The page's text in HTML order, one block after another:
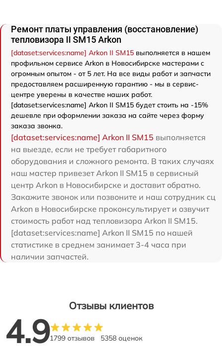
Ремонт платы управления (восстановление)
тепловизора II SM15 Arkon
[dataset:services:name] Arkon II SM15 выполняется в нашем
профильном сервисе Arkon в Новосибирске мастерами с
огромным опытом - от 5 лет. На все виды работ и запчасти
предоставляем расширенную гарантию - мы в сервис-
центре уверены в качестве наших работ.
[dataset:services:name] Arkon II SM15 будет стоить на -15%
дешевле при оформлении заказа на сайте через форму
заказа звонка.
[dataset:services:name] Arkon II SM15 выполняется
на выезде, если не требует габаритного
оборудования и сложного ремонта. В таких случаях
наш мастер привезет Arkon II SM15 в сервисный
центр Arkon в Новосибирске и доставит обратно.
Закажите звонок или позвоните и наш сотрудник сц
Arkon в Новосибирске проконсультирует и озвучит
стоимость работ над тепловизора Arkon II SM15.
[dataset:services:name] Arkon II SM15 по нашей
статистике в среднем занимает 3-4 часа при
наличии запчастей.
Отзывы клиентов
4.91799 отзывов 5358 оценок